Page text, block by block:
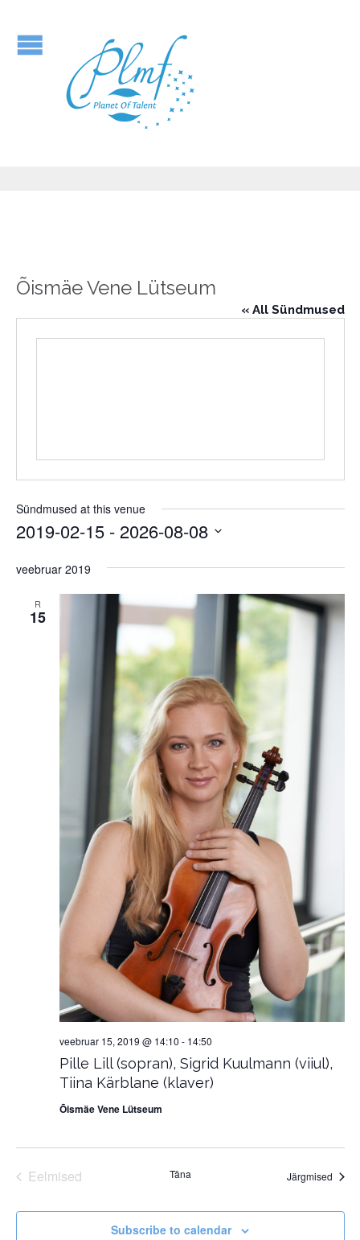
Õismäe Vene Lütseum
« All Sündmused
Sündmused at this venue
2019-02-15 - 2026-08-08
date.
veebruar 2019
R
15
Pille Lill (sopran), Sigrid Kuulmann (viiul),
Tiina Kärblane (klaver)
veebruar 15, 2019 @ 14:10 - 14:50
Õismäe Vene Lütseum
Eelmised
Täna Järgmised
Subscribe to calendar